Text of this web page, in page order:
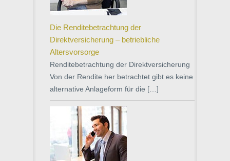
Die Renditebetrachtung der
Direktversicherung – betriebliche
Altersvorsorge
Renditebetrachtung der Direktversicherung
Von der Rendite her betrachtet gibt es keine
alternative Anlageform für die […]